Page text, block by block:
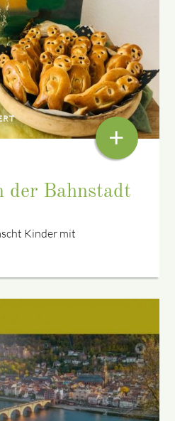
der Bahnstadt
Kinder mit
+